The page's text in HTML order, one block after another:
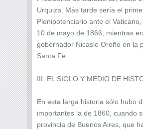
Urquiza. Más tarde sería el
Plenipotenciario ante el
10 de mayo de 1866, mientras
gobernador Nicasio Oroño en la
Santa Fe.
III. EL SIGLO Y MEDIO DE
En esta larga historia sólo hubo
importantes la de 1860, cuando
provincia de Buenos Aires, que